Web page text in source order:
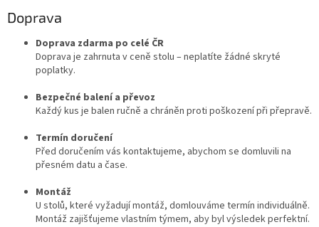
Doprava
Doprava zdarma po celé ČR
Doprava je zahrnuta v ceně stolu – neplatíte žádné skryté
poplatky.
Bezpečné balení a převoz
Každý kus je balen ručně a chráněn proti poškození při přepravě.
Termín doručení
Před doručením vás kontaktujeme, abychom se domluvili na
přesném datu a čase.
Montáž
U stolů, které vyžadují montáž, domlouváme termín individuálně.
Montáž zajišťujeme vlastním týmem, aby byl výsledek perfektní.